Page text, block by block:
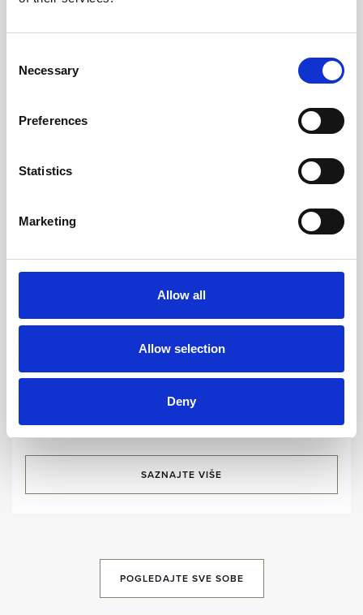
Selection
Necessary
Preferences
Statistics
Marketing
Allow all
Allow selection
Deny
Veličina sobe:34 m2
SAZNAJTE VIŠE SAZNAJTE VIŠE
SAZNAJTE VIŠE
POGLEDAJTE SVE SOBE